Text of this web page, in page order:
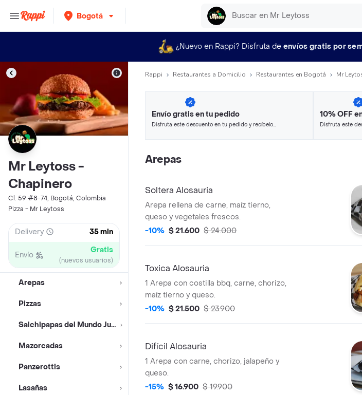
Bogotá
¿Nuevo en Rappi? Disfruta de envíos gratis por
Mr Leytoss -
Chapinero
Cl. 59 #8-74, Bogotá, Colombia
Pizza - Mr Leytoss
Delivery 35 min
Envío Gratis
(nuevos usuarios)
Arepas
Pizzas
Salchipapas del Mundo Jurásico
Mazorcadas
Panzerottis
Lasañas
Rappi Restaurantes a Domicilio Restaurantes en Bogotá Mr
Envío gratis en tu pedido
Disfruta este descuento en tu pedido y recíbelo
10% OFF
Disfruta este
Arepas
Soltera Alosauria
Arepa rellena de carne, maíz tierno,
queso y vegetales frescos.
-10% $ 21.600 $ 24.000
Toxica Alosauria
1 Arepa con costilla bbq, carne, chorizo,
maíz tierno y queso.
-10% $ 21.500 $ 23.900
Difícil Alosauria
1 Arepa con carne, chorizo, jalapeño y
queso.
-15% $ 16.900 $ 19.900